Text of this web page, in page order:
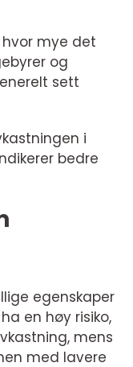
mye det
og
sett
i
bedre
egenskaper
en høy risiko,
mens
med lavere